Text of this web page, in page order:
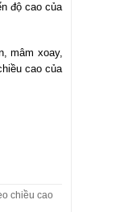
độ cao của
mâm xoay,
cao của
chiều cao